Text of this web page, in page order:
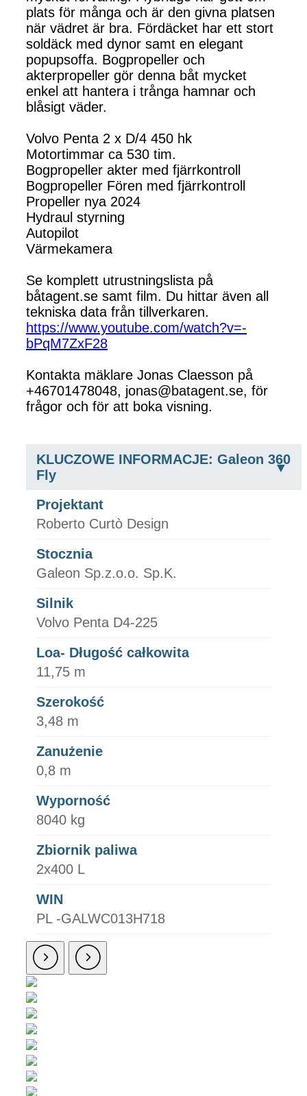
plats för många och är den givna platsen
när vädret är bra. Fördäcket har ett stort
soldäck med dynor samt en elegant
popupsoffa. Bogpropeller och
akterpropeller gör denna båt mycket
enkel att hantera i trånga hamnar och
blåsigt väder.
Volvo Penta 2 x D/4 450 hk
Motortimmar ca 530 tim.
Bogpropeller akter med fjärrkontroll
Bogpropeller Fören med fjärrkontroll
Propeller nya 2024
Hydraul styrning
Autopilot
Värmekamera
Se komplett utrustningslista på
båtagent.se samt film. Du hittar även all
tekniska data från tillverkaren.
https://www.youtube.com/watch?v=-
bPqM7ZxF28
Kontakta mäklare Jonas Claesson på
+46701478048, jonas@batagent.se, för
frågor och för att boka visning.
KLUCZOWE INFORMACJE: Galeon 360
Fly
Projektant
Roberto Curtò Design
Stocznia
Galeon Sp.z.o.o. Sp.K.
Silnik
Volvo Penta D4-225
Loa- Długość całkowita
11,75 m
Szerokość
3,48 m
Zanużenie
0,8 m
Wyporność
8040 kg
Zbiornik paliwa
2x400 L
WIN
PL -GALWC013H718